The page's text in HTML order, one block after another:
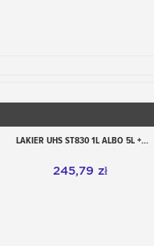
LAKIER UHS ST830 1L ALBO 5L +...
245,79 zł